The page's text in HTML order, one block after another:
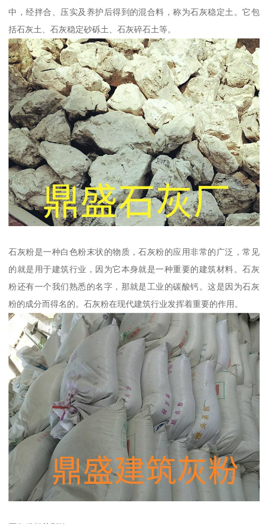
中，经拌合、压实及养护后得到的混合料，称为石灰稳定土。它包
括石灰土、石灰稳定砂砾土、石灰碎石土等。
石灰粉是一种白色粉末状的物质，石灰粉的应用非常的广泛，常见
的就是用于建筑行业，因为它本身就是一种重要的建筑材料。石灰
粉还有一个我们熟悉的名字，那就是工业的碳酸钙。这是因为石灰
粉的成分而得名的。石灰粉在现代建筑行业发挥着重要的作用。